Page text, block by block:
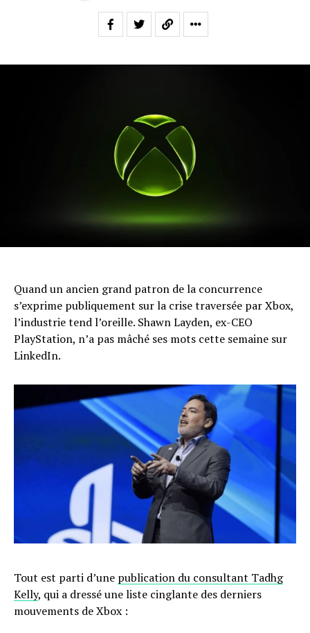
Quand un ancien grand patron de la concurrence
s’exprime publiquement sur la crise traversée par Xbox,
l’industrie tend l’oreille. Shawn Layden, ex-CEO
PlayStation, n’a pas mâché ses mots cette semaine sur
LinkedIn.
Tout est parti d’une publication du consultant Tadhg
Kelly, qui a dressé une liste cinglante des derniers
mouvements de Xbox :